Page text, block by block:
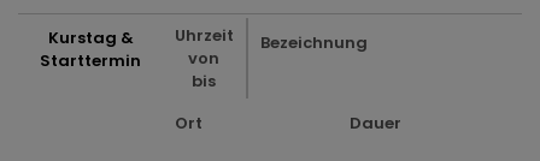
Kurstag &
Starttermin
Uhrzeit
von
bis
Bezeichnung
Ort Dauer